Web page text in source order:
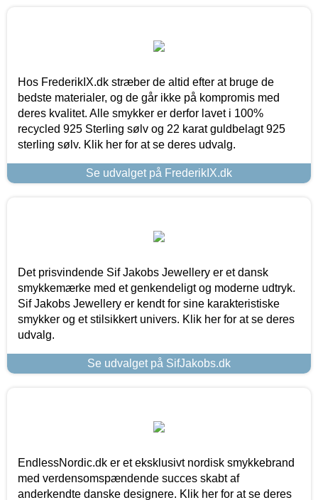
Hos FrederikIX.dk stræber de altid efter at bruge de
bedste materialer, og de går ikke på kompromis med
deres kvalitet. Alle smykker er derfor lavet i 100%
recycled 925 Sterling sølv og 22 karat guldbelagt 925
sterling sølv. Klik her for at se deres udvalg.
Se udvalget på FrederikIX.dk
Det prisvindende Sif Jakobs Jewellery er et dansk
smykkemærke med et genkendeligt og moderne udtryk.
Sif Jakobs Jewellery er kendt for sine karakteristiske
smykker og et stilsikkert univers. Klik her for at se deres
udvalg.
Se udvalget på SifJakobs.dk
EndlessNordic.dk er et eksklusivt nordisk smykkebrand
med verdensomspændende succes skabt af
anderkendte danske designere. Klik her for at se deres